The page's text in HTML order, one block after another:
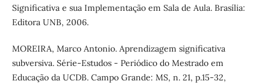
Significativa e sua Implementação em Sala de Aula. Brasília:
Editora UNB, 2006.
MOREIRA, Marco Antonio. Aprendizagem significativa
subversiva. Série-Estudos - Periódico do Mestrado em
Educação da UCDB. Campo Grande: MS, n. 21, p.15-32,